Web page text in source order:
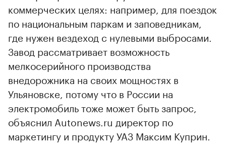
коммерческих целях: например, для поездок
по национальным паркам и заповедникам,
где нужен вездеход с нулевыми выбросами.
Завод рассматривает возможность
мелкосерийного производства
внедорожника на своих мощностях в
Ульяновске, потому что в России на
электромобиль тоже может быть запрос,
объяснил Autonews.ru директор по
маркетингу и продукту УАЗ Максим Куприн.